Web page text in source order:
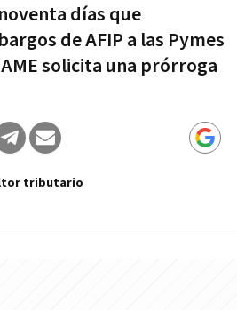
días que
de AFIP a las Pymes
solicita una prórroga
tributario